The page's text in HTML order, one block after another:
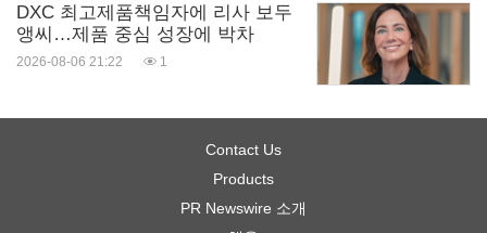
DXC 최고제품책임자에 리사 보두
앵씨…제품 중심 성장에 박차
2026-08-06 21:22 1
Contact Us
Products
PR Newswire 소개